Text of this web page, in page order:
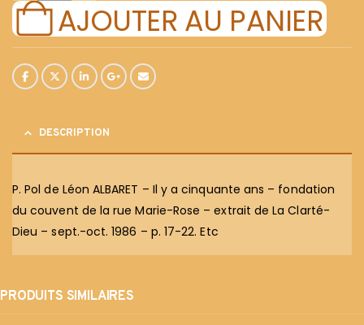
AJOUTER AU PANIER
DESCRIPTION
P. Pol de Léon ALBARET – Il y a cinquante ans – fondation
du couvent de la rue Marie-Rose – extrait de La Clarté-
Dieu – sept.-oct. 1986 – p. 17-22. Etc
PRODUITS SIMILAIRES